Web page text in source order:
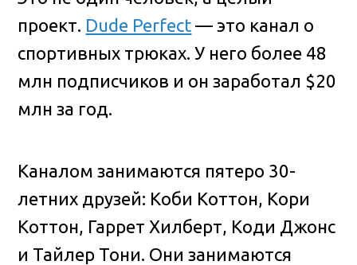
проект. Dude Perfect — это канал о
спортивных трюках. У него более 48
млн подписчиков и он заработал $20
млн за год.
Каналом занимаются пятеро 30-
летних друзей: Коби Коттон, Кори
Коттон, Гаррет Хилберт, Коди Джонс
и Тайлер Тони. Они занимаются